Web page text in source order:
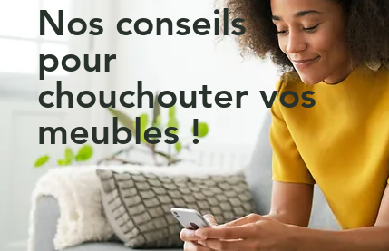
Nos conseils
pour
chouchouter vos
meubles !